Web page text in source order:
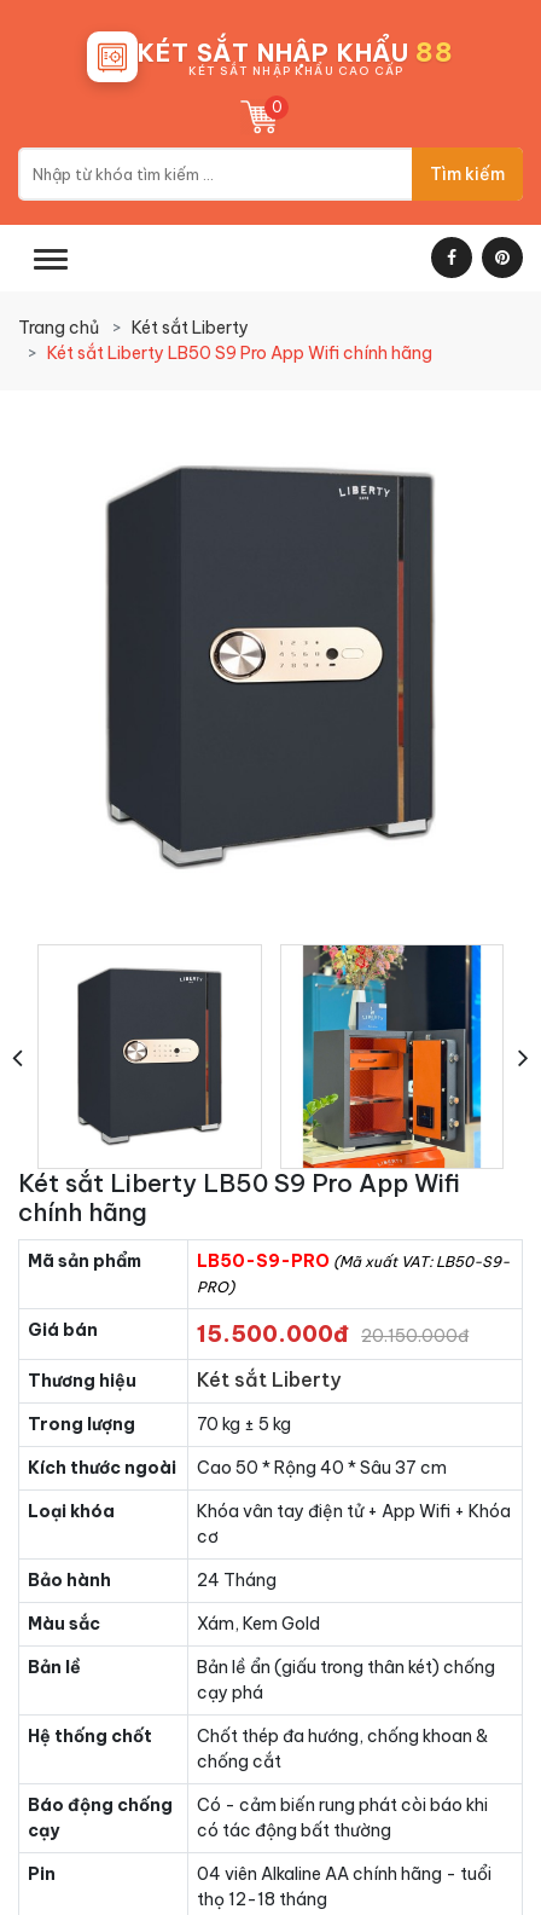
KÉT SẮT NHẬP KHẨU 88
KÉT SẮT NHẬP KHẨU CAO CẤP
0
Tìm kiếm
Trang chủ
Két sắt Liberty
Két sắt Liberty LB50 S9 Pro App Wifi chính hãng
Két sắt Liberty LB50 S9 Pro App Wifi
chính hãng
Mã sản phẩm LB50-S9-PRO (Mã xuất VAT: LB50-S9-
PRO)
Giá bán 15.500.000đ 20.150.000đ
Thương hiệu Két sắt Liberty
Trong lượng
70 kg ± 5 kg
Kích thước ngoài
Cao 50 * Rộng 40 * Sâu 37 cm
Loại khóa
Khóa vân tay điện tử + App Wifi + Khóa
cơ
Bảo hành
24 Tháng
Màu sắc
Xám, Kem Gold
Bản lề
Bản lề ẩn (giấu trong thân két) chống
cạy phá
Hệ thống chốt
Chốt thép đa hướng, chống khoan &
chống cắt
Báo động chống
cạy
Có - cảm biến rung phát còi báo khi
có tác động bất thường
Pin
04 viên Alkaline AA chính hãng - tuổi
thọ 12-18 tháng